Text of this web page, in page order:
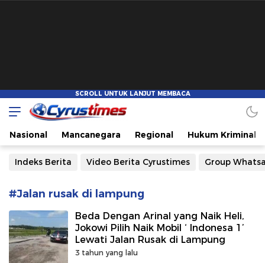
Cyrustimes.com
Cepat Tajam dan Akurat
Nasional Mancanegara Regional Hukum Kriminal
Indeks Berita Video Berita Cyrustimes Group
#Jalan rusak di lampung
Beda Dengan Arinal yang Naik Heli,
Jokowi Pilih Naik Mobil ‘ Indonesa 1’
Lewati Jalan Rusak di Lampung
3 tahun yang lalu